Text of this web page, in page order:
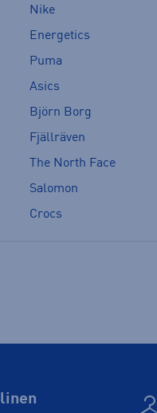
Nike
Energetics
Puma
Asics
Björn Borg
Fjällräven
The North Face
Salomon
Crocs